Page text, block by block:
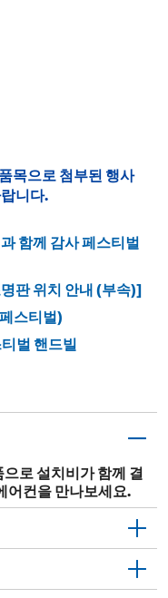
목으로 첨부된 행사
니다.
함께 감사 페스티벌
판 위치 안내 (부속)]
스티벌)
벌 핸드빌
로 설치비가 함께 결
어컨을 만나보세요.